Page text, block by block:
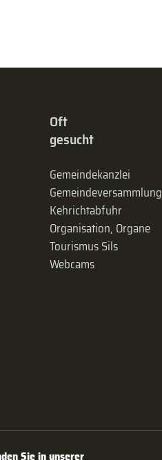
Oft
gesucht
Gemeindekanzlei
Gemeinde­versammlung
Kehrichtabfuhr
Organisation, Organe
Tourismus Sils
Webcams
Sie in unserer